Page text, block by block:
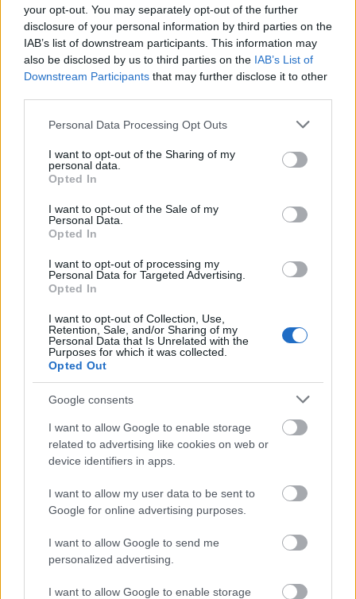
your opt-out. You may separately opt-out of the further
disclosure of your personal information by third parties on the
IAB’s list of downstream participants. This information may
also be disclosed by us to third parties on the IAB’s List of
Downstream Participants that may further disclose it to other
Please note that this website/app uses one or more Google
not limited to your visit or usage behaviour. You may click to
grant or deny consent to Google and its third-party tags to
use your data for below specified purposes in below Google
consent section.
Personal Data Processing Opt Outs
I want to opt-out of the Sharing of my
personal data.
Opted In
I want to opt-out of the Sale of my
Personal Data.
Opted In
I want to opt-out of processing my
Personal Data for Targeted Advertising.
Opted In
I want to opt-out of Collection, Use,
Retention, Sale, and/or Sharing of my
Personal Data that Is Unrelated with the
Purposes for which it was collected.
Opted Out
Google consents
I want to allow Google to enable storage
related to advertising like cookies on web or
device identifiers in apps.
I want to allow my user data to be sent to
Google for online advertising purposes.
I want to allow Google to send me
personalized advertising.
I want to allow Google to enable storage
Megosztás
Messengeren
Itt állíthatod be
GLAMOUR
Kövesd a Glamour cikkeit aGoogle hírekben